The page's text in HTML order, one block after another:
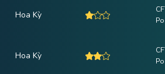
Hoa Kỳ
Hoa Kỳ